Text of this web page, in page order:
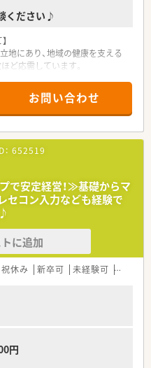
ください♪
にあり、地域の健康を支える
ど応需しています。
できる環境です。
ており、複数のスタッフで協
めております。
プ会社として、盤石な経営基盤
クを誇ります。
導入しており、薬剤師が対人業
しています。
ており、社員一人ひとりが安心
しています。
る処方箋の調剤および監査を行
導を担います。
ただきます。
活用し、スピーディーかつ正確
施いたします。
お問い合わせ
652519
で安定経営！≫基礎からマ
セコン入力なども経験で
に追加
休み 新卒可 未経験可 ブラン
円